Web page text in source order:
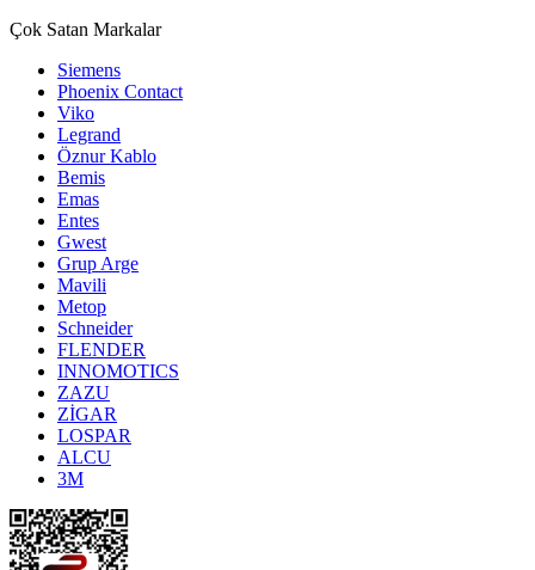
Çok Satan Markalar
Siemens
Phoenix Contact
Viko
Legrand
Öznur Kablo
Bemis
Emas
Entes
Gwest
Grup Arge
Mavili
Metop
Schneider
FLENDER
INNOMOTICS
ZAZU
ZİGAR
LOSPAR
ALCU
3M